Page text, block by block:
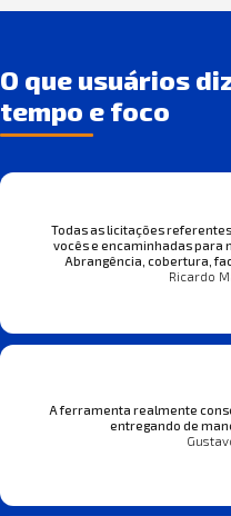
O que usuários
tempo e foco
Todas as licitações
vocês e encaminhadas para
Abrangência, cobertura,
Ricardo
A ferramenta realmente
entregando de